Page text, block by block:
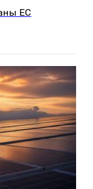
ЕС